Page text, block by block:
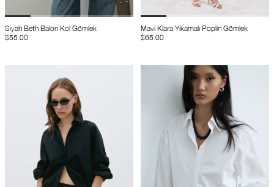
Siyah Beth Balon Kol Gömlek
$55.00
Mavi Klara Yıkamalı Poplin Gömlek
$65.00